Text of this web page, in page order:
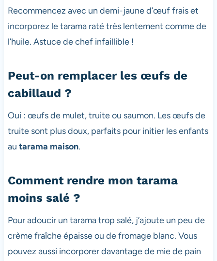
Recommencez avec un demi-jaune d’œuf frais et
incorporez le tarama raté très lentement comme de
l’huile. Astuce de chef infaillible !
Peut-on remplacer les œufs de
cabillaud ?
Oui : œufs de mulet, truite ou saumon. Les œufs de
truite sont plus doux, parfaits pour initier les enfants
au tarama maison.
Comment rendre mon tarama
moins salé ?
Pour adoucir un tarama trop salé, j’ajoute un peu de
crème fraîche épaisse ou de fromage blanc. Vous
pouvez aussi incorporer davantage de mie de pain